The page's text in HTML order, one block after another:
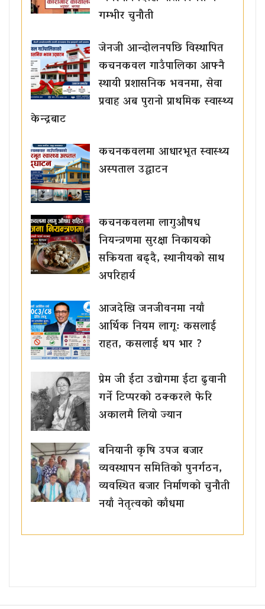
गम्भीर चुनौती
जेनजी आन्दोलनपछि विस्थापित
कचनकवल गाउँपालिका आफ्नै
स्थायी प्रशासनिक भवनमा, सेवा
प्रवाह अब पुरानो प्राथमिक स्वास्थ्य
केन्द्रबाट
कचनकवलमा आधारभूत स्वास्थ्य
अस्पताल उद्घाटन
कचनकवलमा लागुऔषध
नियन्त्रणमा सुरक्षा निकायको
सक्रियता बढ्दै, स्थानीयको साथ
अपरिहार्य
आजदेखि जनजीवनमा नयाँ
आर्थिक नियम लागू: कसलाई
राहत, कसलाई थप भार ?
प्रेम जी ईटा उद्योगमा ईटा ढुवानी
गर्ने टिप्परको ठक्करले फेरि
अकालमै लियो ज्यान
बनियानी कृषि उपज बजार
व्यवस्थापन समितिको पुनर्गठन,
व्यवस्थित बजार निर्माणको चुनौती
नयाँ नेतृत्वको काँधमा